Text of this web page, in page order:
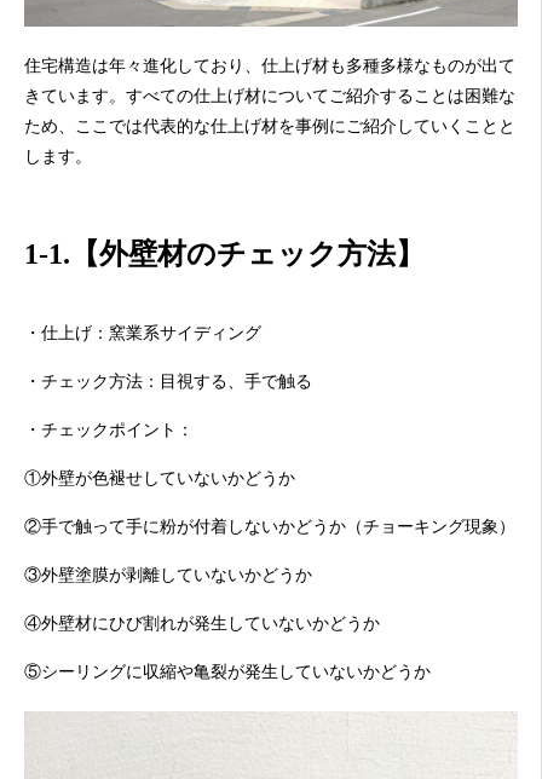
住宅構造は年々進化しており、仕上げ材も多種多様なものが出て
きています。すべての仕上げ材についてご紹介することは困難な
ため、ここでは代表的な仕上げ材を事例にご紹介していくことと
します。
1-1.【外壁材のチェック方法】
・仕上げ：窯業系サイディング
・チェック方法：目視する、手で触る
・チェックポイント：
①外壁が色褪せしていないかどうか
②手で触って手に粉が付着しないかどうか（チョーキング現象）
③外壁塗膜が剥離していないかどうか
④外壁材にひび割れが発生していないかどうか
⑤シーリングに収縮や亀裂が発生していないかどうか